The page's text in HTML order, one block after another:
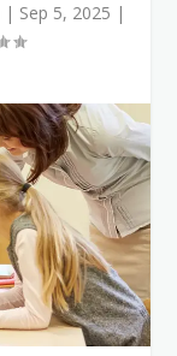
| Sep 5, 2025 |